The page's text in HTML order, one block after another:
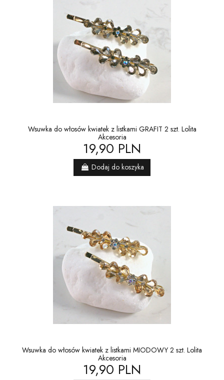
Wsuwka do włosów kwiatek z listkami GRAFIT 2 szt. Lolita
Akcesoria
19,90 PLN
Dodaj do koszyka
Wsuwka do włosów kwiatek z listkami MIODOWY 2 szt. Lolita
Akcesoria
19,90 PLN